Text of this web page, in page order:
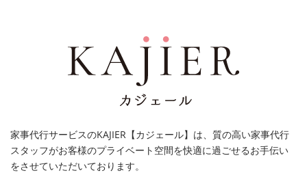
家事代行サービスのKAJIER【カジェール】は、質の高い家事代行
スタッフがお客様のプライベート空間を快適に過ごせるお手伝い
をさせていただいております。